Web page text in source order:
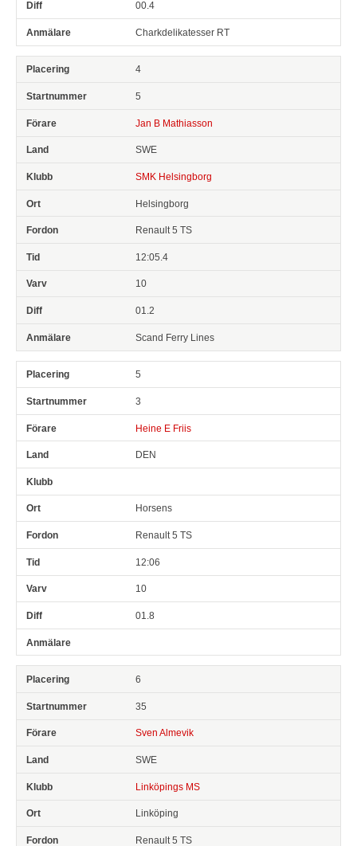
00.4
Charkdelikatesser RT
4
5
Jan B Mathiasson
SWE
SMK Helsingborg
Helsingborg
Renault 5 TS
12:05.4
10
01.2
Scand Ferry Lines
5
3
Heine E Friis
DEN
Horsens
Renault 5 TS
12:06
10
01.8
6
35
Sven Almevik
SWE
Linköpings MS
Linköping
Renault 5 TS